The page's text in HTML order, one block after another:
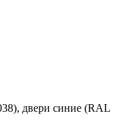
двери синие (RAL